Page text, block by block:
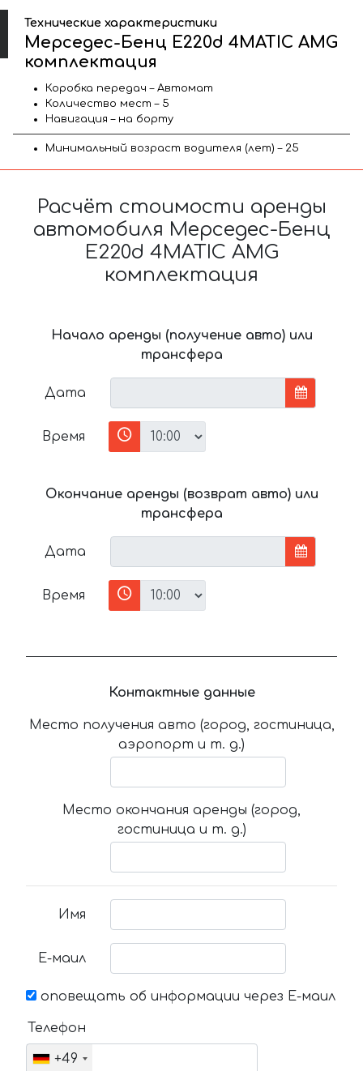
Технические характеристики
Мерседес-Бенц E220d 4MATIC AMG
комплектация
Коробка передач – Автомат
Количество мест – 5
Навигация – на борту
Минимальный возраст водителя (лет) – 25
Расчёт стоимости аренды
автомобиля Мерседес-Бенц
E220d 4MATIC AMG
комплектация
Начало аренды (получение авто) или
трансфера
Дата
Время
Окончание аренды (возврат авто) или
трансфера
Дата
Время
Контактные данные
Место получения авто (город, гостиница,
аэропорт и т. д.)
Место окончания аренды (город,
гостиница и т. д.)
Имя
Е-маил
оповещать об информации через Е-маил
Телефон
+49